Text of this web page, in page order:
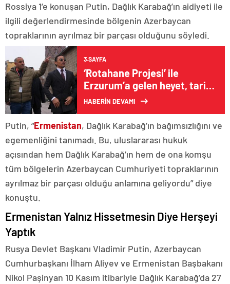
Rossiya 1’e konuşan Putin, Dağlık Karabağ’ın aidiyeti ile
ilgili değerlendirmesinde bölgenin Azerbaycan
topraklarının ayrılmaz bir parçası olduğunu söyledi.
3.SAYFA
‘Rotahane Projesi’ ile
Erzurum’a gelen heyet, tarihi
ve turistik yerleri gezdi
HABERİN DEVAMI
Putin, “Ermenistan, Dağlık Karabağ’ın bağımsızlığını ve
egemenliğini tanımadı. Bu, uluslararası hukuk
açısından hem Dağlık Karabağ’ın hem de ona komşu
tüm bölgelerin Azerbaycan Cumhuriyeti topraklarının
ayrılmaz bir parçası olduğu anlamına geliyordu” diye
konuştu.
Ermenistan Yalnız Hissetmesin Diye Herşeyi
Yaptık
Rusya Devlet Başkanı Vladimir Putin, Azerbaycan
Cumhurbaşkanı İlham Aliyev ve Ermenistan Başbakanı
Nikol Paşinyan 10 Kasım itibariyle Dağlık Karabağ’da 27